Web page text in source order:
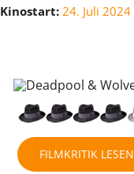
Kinostart: 24. Juli 2024
FILMKRITIK LESEN